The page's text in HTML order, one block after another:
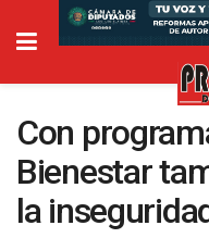
Con
Bienestar
la